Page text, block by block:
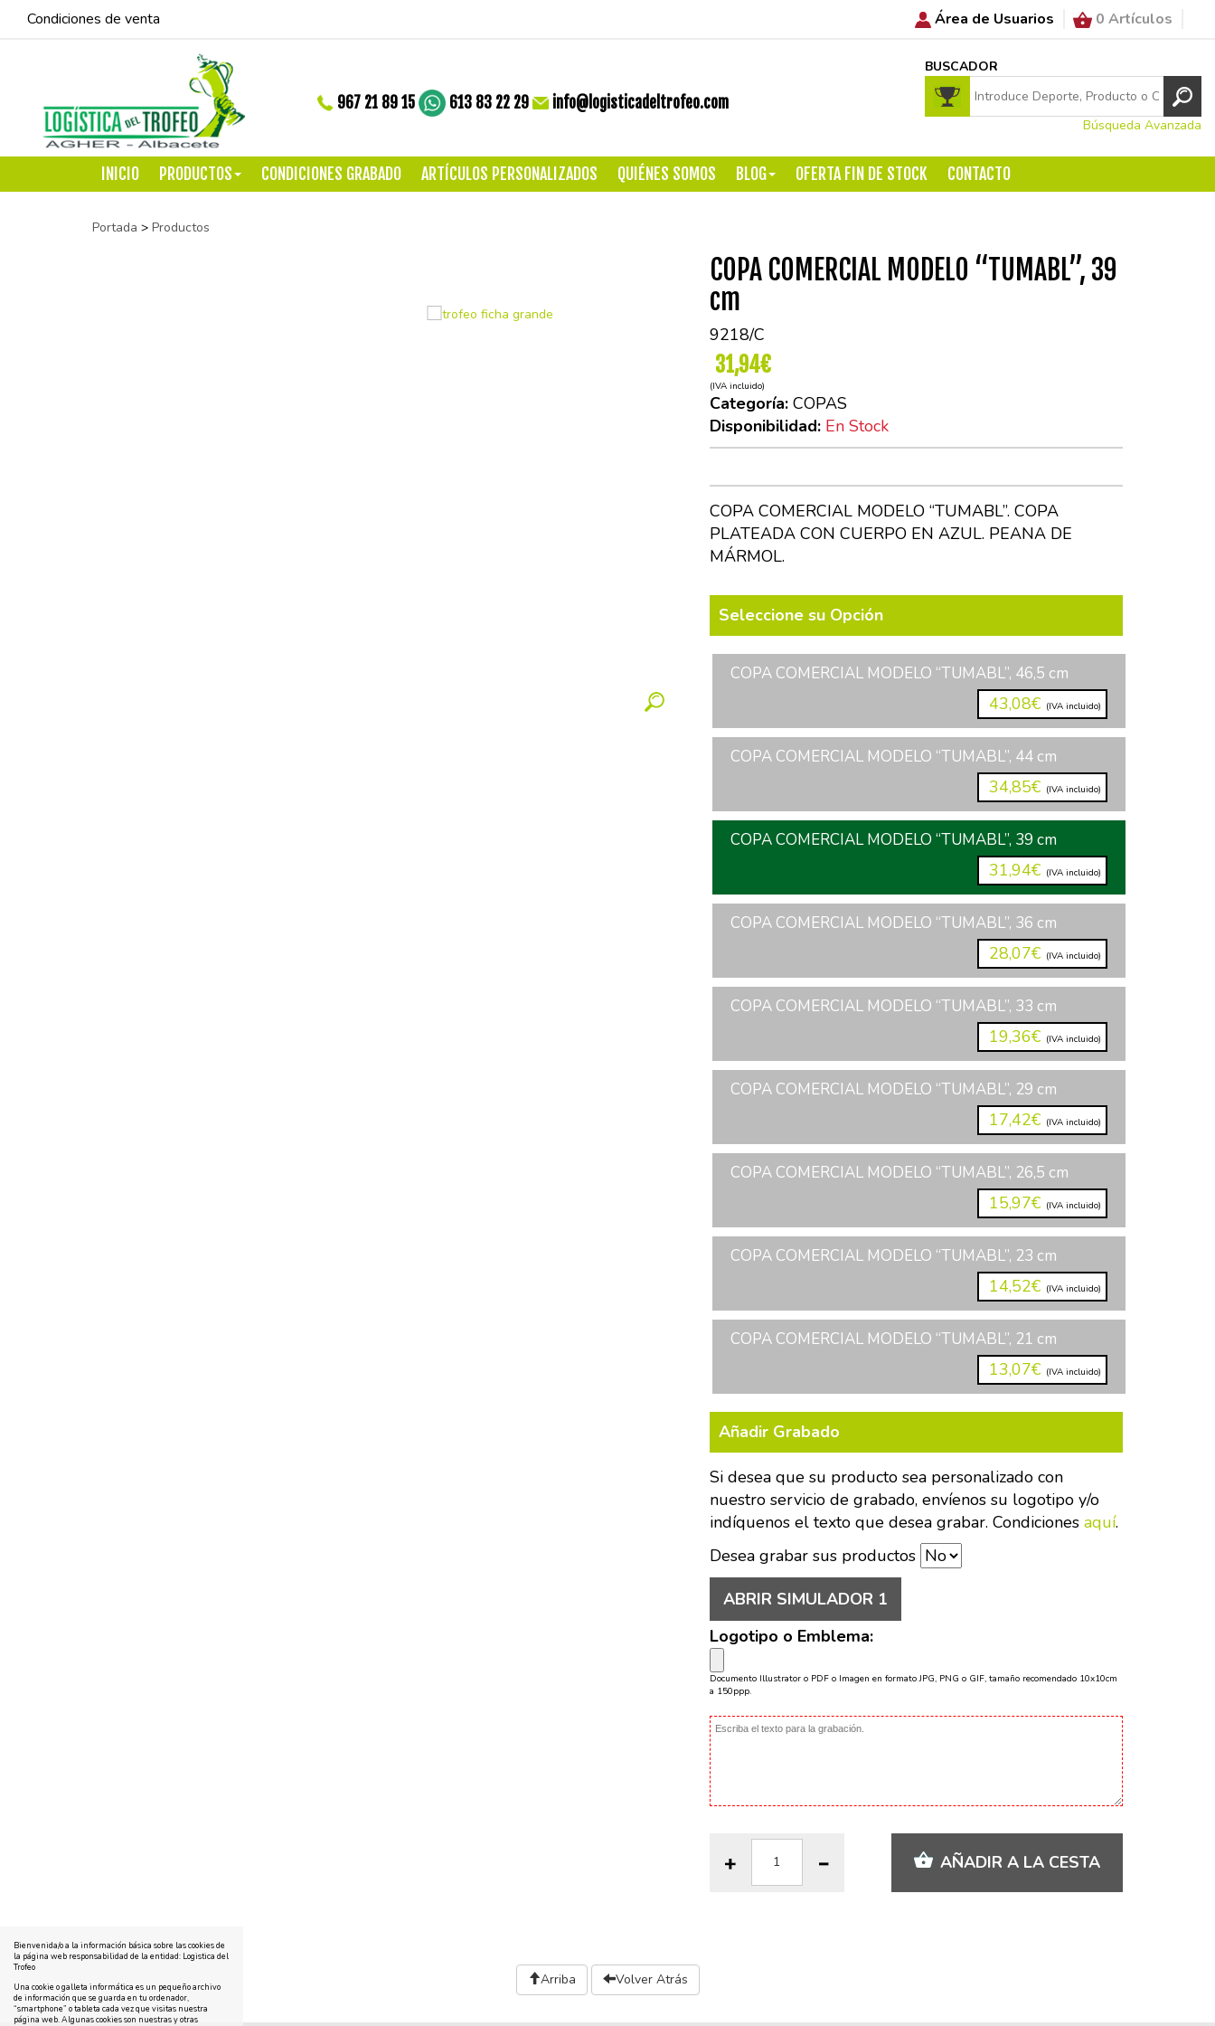
Condiciones de venta Área de Usuarios 0 Artículos
967 21 89 15 613 83 22 29 info@logisticadeltrofeo.com
BUSCADOR
Búsqueda Avanzada
INICIO PRODUCTOS CONDICIONES GRABADO ARTÍCULOS PERSONALIZADOS QUIÉNES SOMOS BLOG OFERTA FIN DE STOCK CONTACTO
Portada > Productos
COPA COMERCIAL MODELO “TUMABL”, 39
cm
9218/C
31,94€
(IVA incluido)
Categoría: COPAS
Disponibilidad: En Stock
COPA COMERCIAL MODELO “TUMABL”. COPA
PLATEADA CON CUERPO EN AZUL. PEANA DE
MÁRMOL.
Seleccione su Opción
COPA COMERCIAL MODELO “TUMABL”, 46,5 cm
43,08€ (IVA incluido)
COPA COMERCIAL MODELO “TUMABL”, 44 cm
34,85€ (IVA incluido)
COPA COMERCIAL MODELO “TUMABL”, 39 cm
31,94€ (IVA incluido)
COPA COMERCIAL MODELO “TUMABL”, 36 cm
28,07€ (IVA incluido)
COPA COMERCIAL MODELO “TUMABL”, 33 cm
19,36€ (IVA incluido)
COPA COMERCIAL MODELO “TUMABL”, 29 cm
17,42€ (IVA incluido)
COPA COMERCIAL MODELO “TUMABL”, 26,5 cm
15,97€ (IVA incluido)
COPA COMERCIAL MODELO “TUMABL”, 23 cm
14,52€ (IVA incluido)
COPA COMERCIAL MODELO “TUMABL”, 21 cm
13,07€ (IVA incluido)
Añadir Grabado
Si desea que su producto sea personalizado con
nuestro servicio de grabado, envíenos su logotipo y/o
indíquenos el texto que desea grabar. Condiciones aquí.
Desea grabar sus productos
ABRIR SIMULADOR 1
Logotipo o Emblema:
Documento Illustrator o PDF o Imagen en formato JPG, PNG o GIF, tamaño recomendado 10x10cm
a 150ppp.
AÑADIR A LA CESTA
Arriba Volver Atrás
Bienvenida/o a la información básica sobre las cookies de
la página web responsabilidad de la entidad: Logistica del
Trofeo
Una cookie o galleta informática es un pequeño archivo
de información que se guarda en tu ordenador,
“smartphone” o tableta cada vez que visitas nuestra
página web. Algunas cookies son nuestras y otras